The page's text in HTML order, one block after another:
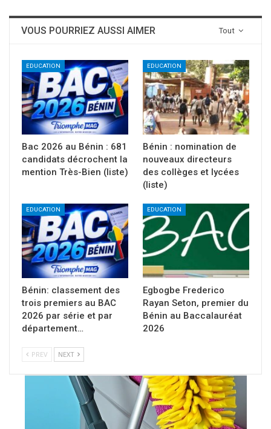
Tout
VOUS POURRIEZ AUSSI AIMER
EDUCATION
Bac 2026 au Bénin : 681
candidats décrochent la
mention Très-Bien (liste)
EDUCATION
Bénin : nomination de
nouveaux directeurs
des collèges et lycées
(liste)
EDUCATION
Bénin: classement des
trois premiers au BAC
2026 par série et par
département…
EDUCATION
Egbogbe Frederico
Rayan Seton, premier du
Bénin au Baccalauréat
2026
PREV NEXT